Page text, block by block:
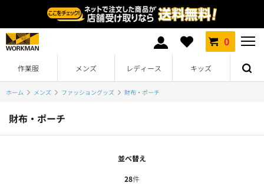
0
作業服 メンズ レディース キッズ
ホーム メンズ ファッショングッズ 財布・ポーチ
財布・ポーチ
並べ替え
28件